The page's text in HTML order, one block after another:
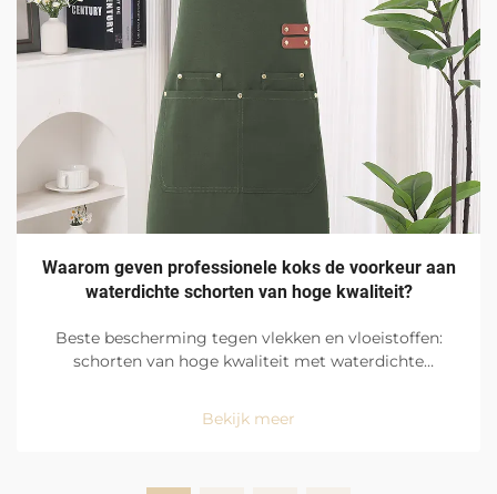
Waarom geven professionele koks de voorkeur aan
waterdichte schorten van hoge kwaliteit?
Beste bescherming tegen vlekken en vloeistoffen:
schorten van hoge kwaliteit met waterdichte
vlekken en vloeistoffen, maar ook vanwege het
Bekijk meer